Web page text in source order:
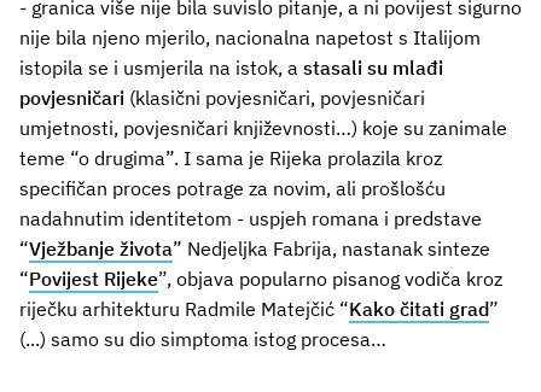
- granica više nije bila suvislo pitanje, a ni povijest sigurno
nije bila njeno mjerilo, nacionalna napetost s Italijom
istopila se i usmjerila na istok, a stasali su mlađi
povjesničari (klasični povjesničari, povjesničari
umjetnosti, povjesničari književnosti…) koje su zanimale
teme “o drugima”. I sama je Rijeka prolazila kroz
specifičan proces potrage za novim, ali prošlošću
nadahnutim identitetom - uspjeh romana i predstave
“Vježbanje života” Nedjeljka Fabrija, nastanak sinteze
“Povijest Rijeke”, objava popularno pisanog vodiča kroz
riječku arhitekturu Radmile Matejčić “Kako čitati grad”
(...) samo su dio simptoma istog procesa…